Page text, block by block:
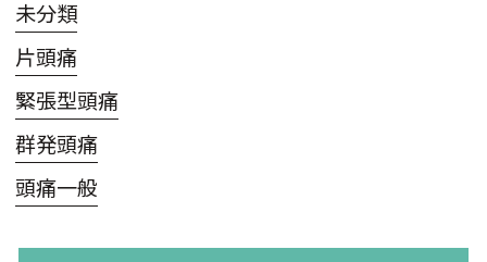
未分類
片頭痛
緊張型頭痛
群発頭痛
頭痛一般